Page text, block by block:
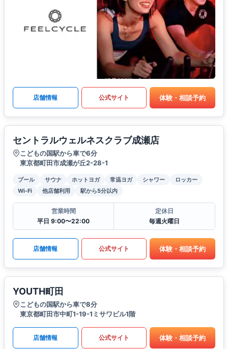
店舗情報 公式サイト 体験・相談予約
セントラルウェルネスクラブ成瀬店
こどもの国駅から車で6分
東京都町田市成瀬が丘2-28-1
プール サウナ ホットヨガ 常温ヨガ シャワー
ロッカー
Wi-Fi
他店舗利用 駅から5分以内
営業時間
平日 9:00〜22:00
定休日
毎週火曜日
店舗情報 公式サイト 体験・相談予約
YOUTH町田
こどもの国駅から車で8分
東京都町田市中町1-19-1ミサワビル1階
店舗情報 公式サイト 体験・相談予約